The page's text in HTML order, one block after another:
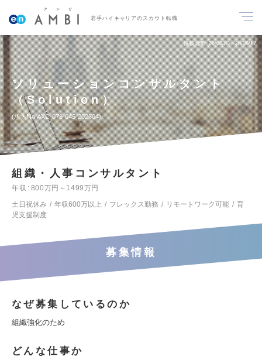
若手ハイキャリアのスカウト転職
掲載期間 26/08/03～26/08/17
ソリューションコンサルタント
（Solution）
求人No.AXC-079-045-202604
組織・人事コンサルタント
年収
800万円～1499万円
土日祝休み
年収600万以上 フレックス勤務 リモートワーク可能
育
児支援制度
募集情報
なぜ募集しているのか
組織強化のため
どんな仕事か